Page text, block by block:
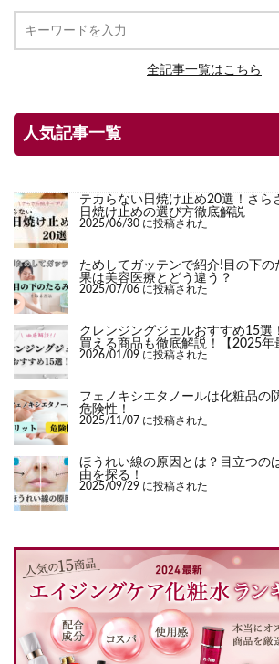
全記事一覧はこちら
人気記事一覧
テカらない日焼け止め20選！さら
日焼け止めの選び方徹底解説
2025/06/30 に投稿された
ためしてガッテンで紹介!目の下
果は美容医療とどう違う？
2025/07/06 に投稿された
クレンジングジェルおすすめ15選
買える商品も徹底解説！【2025年
2026/01/09 に投稿された
フェノキシエタノールは化粧品の
危険性！
2025/11/07 に投稿された
ほうれい線の原因とは？目立つの
由を探る！
2025/09/29 に投稿された